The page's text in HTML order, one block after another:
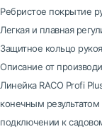
Ребристое покрытие
Легкая и плавная
Защитное кольцо
Описание от
Линейка RACO Profi
конечным
подключении к